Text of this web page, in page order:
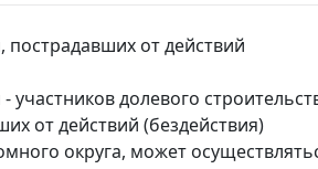
пострадавших от действий
участников долевого
от действий (бездействия)
округа, может